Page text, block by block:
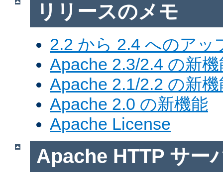
リリースのメモ
2.2 から 2.4 へのアッ
Apache 2.3/2.4 の新機
Apache 2.1/2.2 の新機
Apache 2.0 の新機能
Apache License
Apache HTTP サー